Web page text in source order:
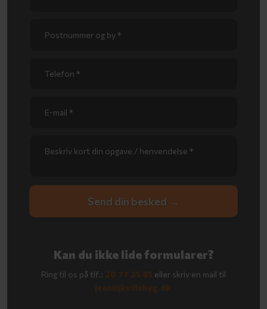
​Kan du ikke lide formularer?
Ring til os på tlf.: 20 77 25 85 ​eller skriv en mail til
jean@jkvillabyg.dk